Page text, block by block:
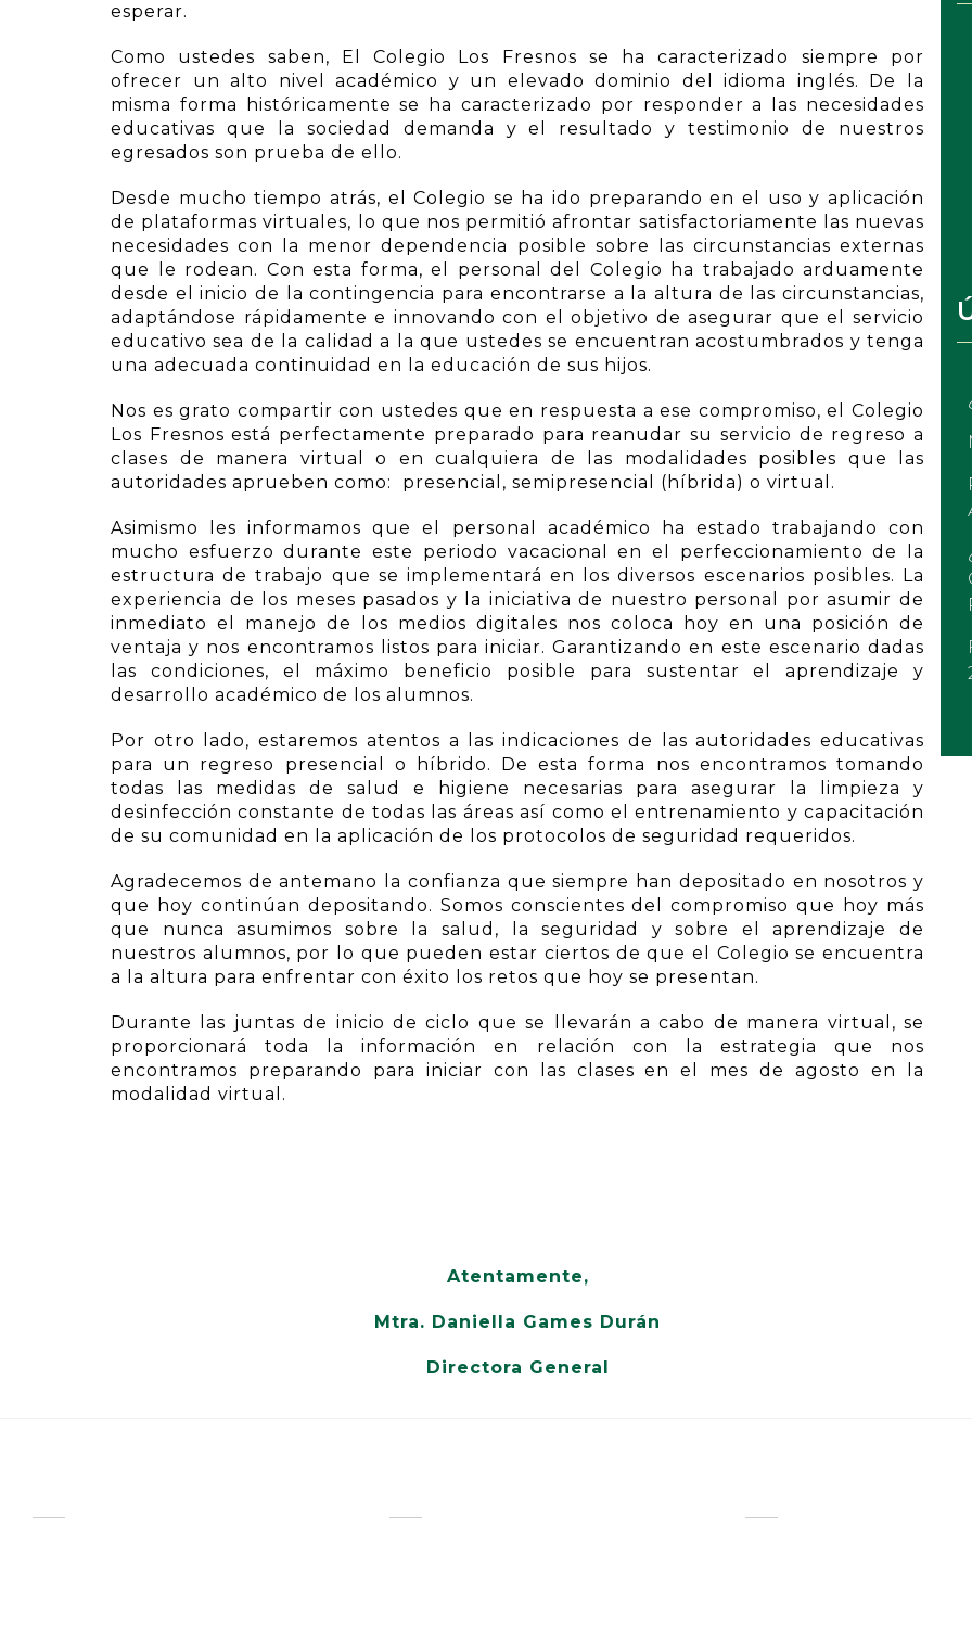
esperar.
Como ustedes saben, El Colegio Los Fresnos se ha caracterizado siempre por
ofrecer un alto nivel académico y un elevado dominio del idioma inglés. De la
misma forma históricamente se ha caracterizado por responder a las necesidades
educativas que la sociedad demanda y el resultado y testimonio de nuestros
egresados son prueba de ello.
Desde mucho tiempo atrás, el Colegio se ha ido preparando en el uso y aplicación
de plataformas virtuales, lo que nos permitió afrontar satisfactoriamente las nuevas
necesidades con la menor dependencia posible sobre las circunstancias externas
que le rodean. Con esta forma, el personal del Colegio ha trabajado arduamente
desde el inicio de la contingencia para encontrarse a la altura de las circunstancias,
adaptándose rápidamente e innovando con el objetivo de asegurar que el servicio
educativo sea de la calidad a la que ustedes se encuentran acostumbrados y tenga
una adecuada continuidad en la educación de sus hijos.
Nos es grato compartir con ustedes que en respuesta a ese compromiso, el Colegio
Los Fresnos está perfectamente preparado para reanudar su servicio de regreso a
clases de manera virtual o en cualquiera de las modalidades posibles que las
autoridades aprueben como: presencial, semipresencial (híbrida) o virtual.
Asimismo les informamos que el personal académico ha estado trabajando con
mucho esfuerzo durante este periodo vacacional en el perfeccionamiento de la
estructura de trabajo que se implementará en los diversos escenarios posibles. La
experiencia de los meses pasados y la iniciativa de nuestro personal por asumir de
inmediato el manejo de los medios digitales nos coloca hoy en una posición de
ventaja y nos encontramos listos para iniciar. Garantizando en este escenario dadas
las condiciones, el máximo beneficio posible para sustentar el aprendizaje y
desarrollo académico de los alumnos.
Por otro lado, estaremos atentos a las indicaciones de las autoridades educativas
para un regreso presencial o híbrido. De esta forma nos encontramos tomando
todas las medidas de salud e higiene necesarias para asegurar la limpieza y
desinfección constante de todas las áreas así como el entrenamiento y capacitación
de su comunidad en la aplicación de los protocolos de seguridad requeridos.
Agradecemos de antemano la confianza que siempre han depositado en nosotros y
que hoy continúan depositando. Somos conscientes del compromiso que hoy más
que nunca asumimos sobre la salud, la seguridad y sobre el aprendizaje de
nuestros alumnos, por lo que pueden estar ciertos de que el Colegio se encuentra
a la altura para enfrentar con éxito los retos que hoy se presentan.
Durante las juntas de inicio de ciclo que se llevarán a cabo de manera virtual, se
proporcionará toda la información en relación con la estrategia que nos
encontramos preparando para iniciar con las clases en el mes de agosto en la
modalidad virtual.
Atentamente,
Mtra. Daniella Games Durán
Directora General